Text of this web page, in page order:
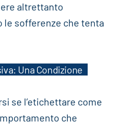
altrettanto
le sofferenze che tenta
Una Condizione
se l’etichettare come
che